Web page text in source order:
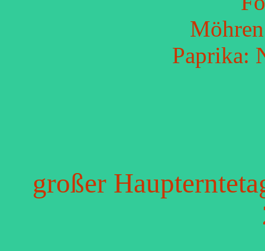
Paprika:
großer